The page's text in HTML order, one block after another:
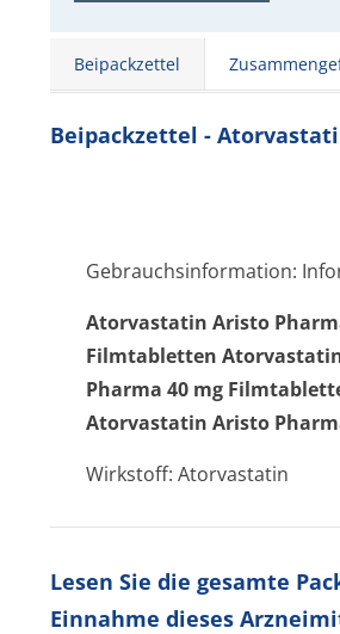
Beipackzettel
Beipackzettel -
Gebrauchsinformation:
Atorvastatin Aristo
Filmtabletten
Pharma 40 mg
Atorvastatin Aristo
Wirkstoff: Atorvastatin
Lesen Sie die gesamte
Einnahme dieses